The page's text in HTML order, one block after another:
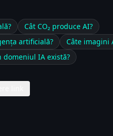
Cât CO₂ produce AI?
artificială?
Câte imagini
domeniul IA există?